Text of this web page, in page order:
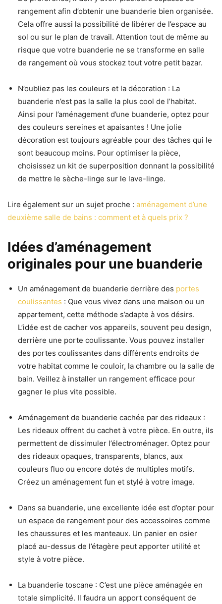
rangement afin d’obtenir une buanderie bien organisée.
Cela offre aussi la possibilité de libérer de l’espace au
sol ou sur le plan de travail. Attention tout de même au
risque que votre buanderie ne se transforme en salle
de rangement où vous stockez tout votre petit bazar.
N’oubliez pas les couleurs et la décoration : La
buanderie n’est pas la salle la plus cool de l’habitat.
Ainsi pour l’aménagement d’une buanderie, optez pour
des couleurs sereines et apaisantes ! Une jolie
décoration est toujours agréable pour des tâches qui le
sont beaucoup moins. Pour optimiser la pièce,
choisissez un kit de superposition donnant la possibilité
de mettre le sèche-linge sur le lave-linge.
Lire également sur un sujet proche : aménagement d’une
deuxième salle de bains : comment et à quels prix ?
Idées d’aménagement
originales pour une buanderie
Un aménagement de buanderie derrière des portes
coulissantes : Que vous vivez dans une maison ou un
appartement, cette méthode s’adapte à vos désirs.
L’idée est de cacher vos appareils, souvent peu design,
derrière une porte coulissante. Vous pouvez installer
des portes coulissantes dans différents endroits de
votre habitat comme le couloir, la chambre ou la salle de
bain. Veillez à installer un rangement efficace pour
gagner le plus vite possible.
Aménagement de buanderie cachée par des rideaux :
Les rideaux offrent du cachet à votre pièce. En outre, ils
permettent de dissimuler l’électroménager. Optez pour
des rideaux opaques, transparents, blancs, aux
couleurs fluo ou encore dotés de multiples motifs.
Créez un aménagement fun et stylé à votre image.
Dans sa buanderie, une excellente idée est d’opter pour
un espace de rangement pour des accessoires comme
les chaussures et les manteaux. Un panier en osier
placé au-dessus de l’étagère peut apporter utilité et
style à votre pièce.
La buanderie toscane : C’est une pièce aménagée en
totale simplicité. Il faudra un apport conséquent de